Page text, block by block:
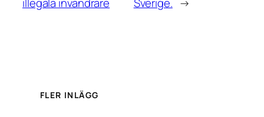
FLER INLÄGG